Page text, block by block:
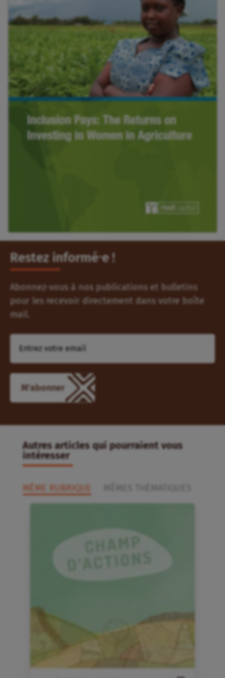
Restez informé⸱e !
Abonnez-vous à nos publications et bulletins
pour les recevoir directement dans votre boîte
mail.
M'abonner
Autres articles qui pourraient vous
intéresser
MÊME RUBRIQUE